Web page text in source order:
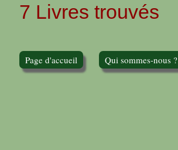
7 Livres trouvés
Page d'accueil Qui sommes-nous ?